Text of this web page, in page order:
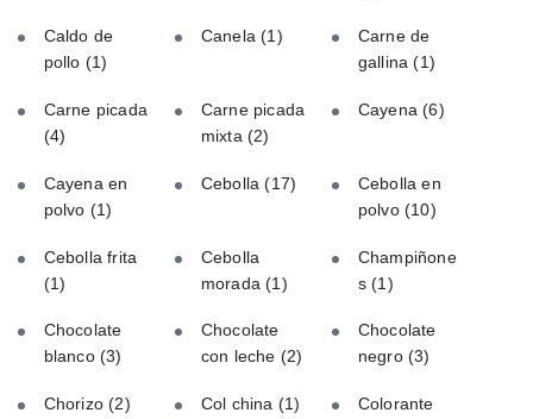
Caldo de
pollo (1)
Canela(1)
Carne de
gallina(1)
Carne picada
(4)
Carne picada
mixta (2)
Cayena(6)
Cayena en
polvo (1)
Cebolla(17)
Cebolla en
polvo(10)
Cebolla frita
(1)
Cebolla
morada(1)
Champiñone
s(1)
Chocolate
blanco (3)
Chocolate
con leche (2)
Chocolate
negro(3)
Chorizo(2) Col china (1)
Colorante